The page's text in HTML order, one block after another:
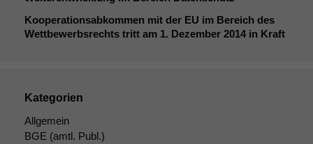
Kooperationsabkommen mit der EU im Bereich des
Wettbewerbsrechts tritt am 1. Dezember 2014 in Kraft
Kategorien
Allgemein
BGE (amtl. Publ.)